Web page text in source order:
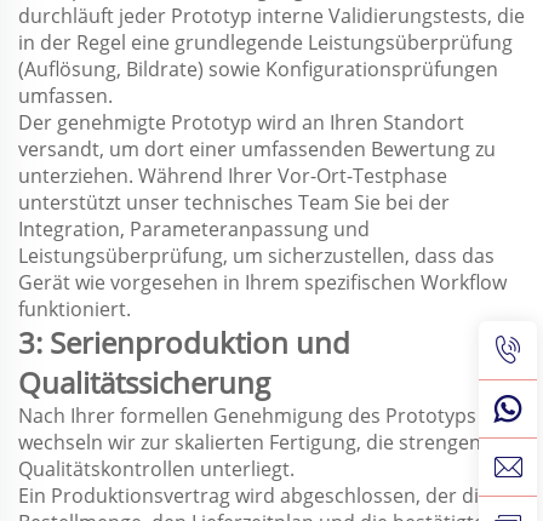
durchläuft jeder Prototyp interne Validierungstests, die
in der Regel eine grundlegende Leistungsüberprüfung
(Auflösung, Bildrate) sowie Konfigurationsprüfungen
umfassen.
Der genehmigte Prototyp wird an Ihren Standort
versandt, um dort einer umfassenden Bewertung zu
unterziehen. Während Ihrer Vor-Ort-Testphase
unterstützt unser technisches Team Sie bei der
Integration, Parameteranpassung und
Leistungsüberprüfung, um sicherzustellen, dass das
Gerät wie vorgesehen in Ihrem spezifischen Workflow
funktioniert.
3: Serienproduktion und
Qualitätssicherung
Nach Ihrer formellen Genehmigung des Prototyps
wechseln wir zur skalierten Fertigung, die strengen
Qualitätskontrollen unterliegt.
Ein Produktionsvertrag wird abgeschlossen, der die